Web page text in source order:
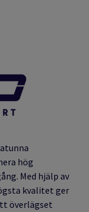
hög
Med hjälp av
kvalitet ger
överlägset